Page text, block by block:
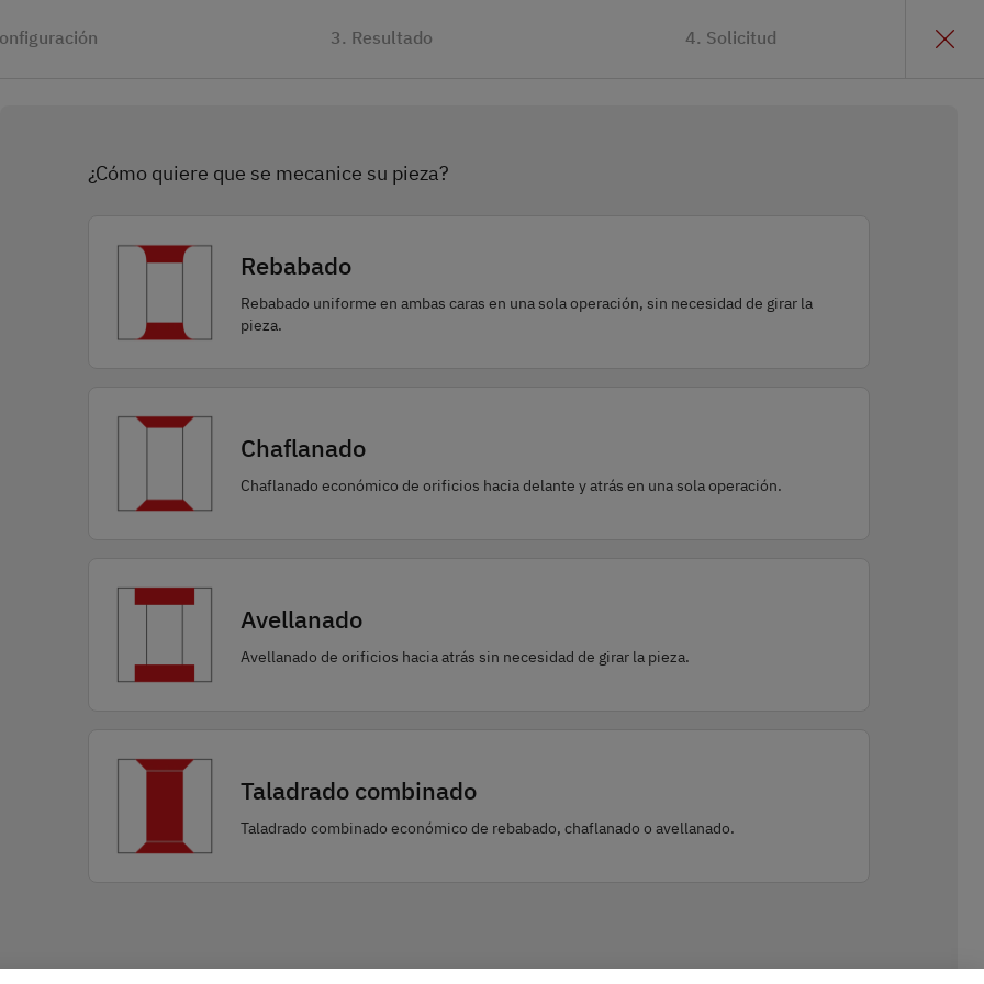
3. Resultado 4. Solicitud
¿Cómo quiere que se mecanice su pieza?
Rebabado
Rebabado uniforme en ambas caras en una sola operación, sin necesidad de girar la
pieza.
Chaflanado
Chaflanado económico de orificios hacia delante y atrás en una sola operación.
Avellanado
Avellanado de orificios hacia atrás sin necesidad de girar la pieza.
Taladrado combinado
Taladrado combinado económico de rebabado, chaflanado o avellanado.